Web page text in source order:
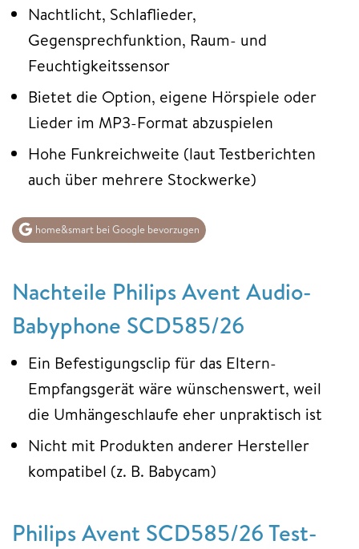
Nachtlicht, Schlaflieder,
Gegensprechfunktion, Raum- und
Feuchtigkeitssensor
Bietet die Option, eigene Hörspiele oder
Lieder im MP3-Format abzuspielen
Hohe Funkreichweite (laut Testberichten
auch über mehrere Stockwerke)
home&smart bei Google bevorzugen
Nachteile Philips Avent Audio-
Babyphone SCD585/26
Ein Befestigungsclip für das Eltern-
Empfangsgerät wäre wünschenswert, weil
die Umhängeschlaufe eher unpraktisch ist
Nicht mit Produkten anderer Hersteller
kompatibel (z. B. Babycam)
Philips Avent SCD585/26 Test-